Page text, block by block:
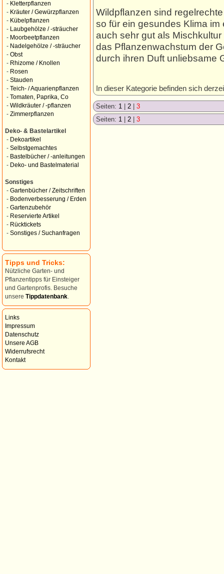
- Kletterpflanzen
- Kräuter / Gewürzpflanzen
- Kübelpflanzen
-
Laubgehölze / -sträucher
- Moorbeetpflanzen
- Nadelgehölze / -sträucher
- Obst
- Rhizome / Knollen
- Rosen
- Stauden
- Teich- / Aquarienpflanzen
- Tomaten, Paprika, Co
- Wildkräuter / -pflanzen
- Zimmerpflanzen
Deko- & Bastelartikel
- Dekoartikel
- Selbstgemachtes
- Bastelbücher / -anleitungen
- Deko- und Bastelmaterial
Sonstiges
- Gartenbücher / Zeitschriften
- Bodenverbesserung / Erden
- Gartenzubehör
- Reservierte Artikel
- Rücktickets
- Sonstiges / Suchanfragen
Tipps und Tricks:
Nützliche Garten- und
Pflanzentipps für Einsteiger
und Gartenprofis. Besuche
unsere Tippdatenbank
Links
Impressum
Datenschutz
Unsere AGB
Widerrufsrecht
Kontakt
Wildpflanzen sind
so für ein gesundes Klima
auch sehr gut als
das Pflanzenwachstum der
durch ihren Duft unliebsame
In dieser Kategorie befinden sich
Seiten: 1 2
3
Seiten: 1 2 3